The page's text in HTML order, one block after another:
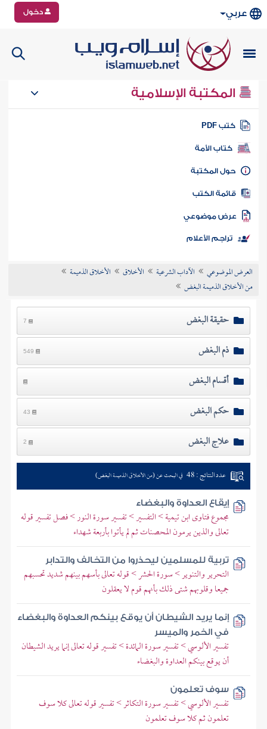
عربي دخول
المكتبة الإسلامية
كتب PDF
كتاب الأمة
المكتبة
الكتب
موضوعي
تراجم الأعلام
العرض الموضوعي الآداب الشرعية الأخلاق
الأخلاق الذميمة
من الأخلاق الذميمة البغض
حقيقة البغض 7
ذم البغض 549
أقسام البغض
حكم البغض
43
علاج البغض 2
عدد النتائج : 48 في البحث عن (من الأخلاق الذميمة البغض)
إيقاع العداوة والبغضاء
مجموع فتاوى ابن تيمية > التفسير > تفسير سورة النور > فصل تفسير قوله
تعالى والذين يرمون المحصنات ثم لم يأتوا بأربعة شهداء
تربية للمسلمين ليحذروا من التخالف والتدابر
التحرير والتنوير > سورة الحشر > قوله تعالى بأسهم بينهم شديد تحسبهم
جميعا وقلوبهم شتى ذلك بأنهم قوم لا يعقلون
إنما يريد الشيطان أن يوقع بينكم العداوة والبغضاء
في الخمر والميسر
تفسير الألوسي > تفسير سورة المائدة > تفسير قوله تعالى إنما يريد الشيطان
أن يوقع بينكم العداوة والبغضاء
سوف تعلمون
تفسير الألوسي > تفسير سورة التكاثر > تفسير قوله تعالى كلا سوف
تعلمون ثم كلا سوف تعلمون